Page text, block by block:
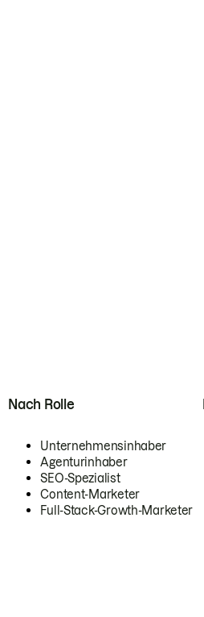
Nach Rolle
Unternehmensinhaber
Agenturinhaber
SEO-Spezialist
Content-Marketer
Full-Stack-Growth-Marketer